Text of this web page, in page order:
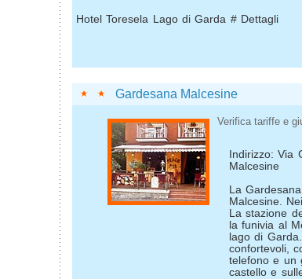
Hotel Toresela Lago di Garda # Dettagli
Gardesana Malcesine
Verifica tariffe e
Indirizzo: Via
Malcesine
La
Malcesine.
La stazione
la funivia al
lago di
confortevoli,
telefono e un
castello e